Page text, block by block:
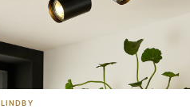
LINDBY